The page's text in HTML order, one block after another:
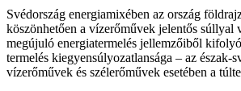
Svédország energiamixében az ország
köszönhetően a vízerőművek jelentős súllyal
megújuló energiatermelés jellemzőiből
termelés kiegyensúlyozatlansága – az észak-
vízerőművek és szélerőművek esetében a